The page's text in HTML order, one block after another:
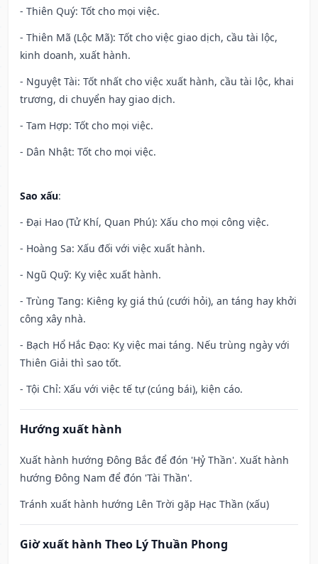
- Thiên Quý: Tốt cho mọi việc.
- Thiên Mã (Lộc Mã): Tốt cho việc giao dịch, cầu tài lộc,
kinh doanh, xuất hành.
- Nguyệt Tài: Tốt nhất cho việc xuất hành, cầu tài lộc, khai
trương, di chuyển hay giao dịch.
- Tam Hợp: Tốt cho mọi việc.
- Dân Nhật: Tốt cho mọi việc.
Sao xấu:
- Đại Hao (Tử Khí, Quan Phú): Xấu cho mọi công việc.
- Hoàng Sa: Xấu đối với việc xuất hành.
- Ngũ Quỹ: Kỵ việc xuất hành.
- Trùng Tang: Kiêng kỵ giá thú (cưới hỏi), an táng hay khởi
công xây nhà.
- Bạch Hổ Hắc Đạo: Kỵ việc mai táng. Nếu trùng ngày với
Thiên Giải thì sao tốt.
- Tội Chỉ: Xấu với việc tế tự (cúng bái), kiện cáo.
Hướng xuất hành
Xuất hành hướng Đông Bắc để đón 'Hỷ Thần'. Xuất hành
hướng Đông Nam để đón 'Tài Thần'.
Tránh xuất hành hướng Lên Trời gặp Hạc Thần (xấu)
Giờ xuất hành Theo Lý Thuần Phong